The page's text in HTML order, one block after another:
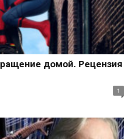
домой. Рецензия
1